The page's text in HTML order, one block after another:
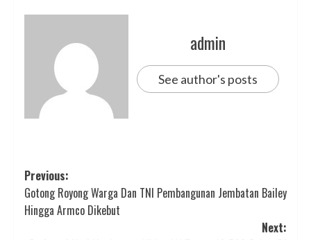
admin
See author's posts
Post
navigation
Previous:
Gotong Royong Warga Dan TNI Pembangunan Jembatan Bailey
Hingga Armco Dikebut
Next: